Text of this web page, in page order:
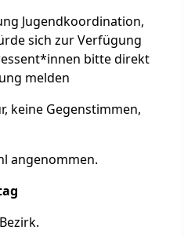
Jugendkoordination,
sich zur Verfügung
bitte direkt
melden
Gegenstimmen,
angenommen.